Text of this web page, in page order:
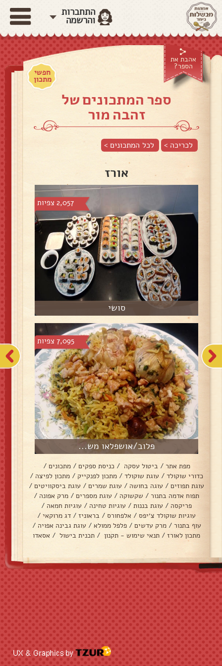
התחברות
והרשמה
אהבת את
הספר?
חפשי
מתכון
ספר המתכונים של
זהבה מור
לכריכה > לכל המתכונים >
אורז
2,057 צפיות
סושי
7,095 צפיות
פלוב/אושפלאו מש...
מפת אתר / ביטול עסקה / כניסת ספקים / מתכונים /
כדורי שוקולד / עוגת שוקולד / מתכון לפנקייק / מתכון לפיצה /
עוגת תפוזים / עוגה בחושה / עוגת שמרים / עוגת ביסקוויטים /
תפוח אדמה בתנור / שקשוקה / עוגת מספרים / מרק אפונה /
פריקסה / עוגת בננות / עוגיות טחינה / עוגיות חמאה /
עוגיות שוקולד צ׳יפס / אלפחורס / בראוניז / דג מרוקאי /
עוף בתנור / מרק עדשים / פלפל ממולא / עוגת גבינה אפויה /
מתכון לאורז / תנאי שימוש - תקנון / תכנית בישול / אסאדו